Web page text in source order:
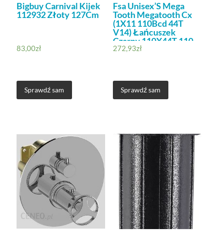
Bigbuy Carnival Kijek
112932 Złoty 127Cm
83,00zł
Sprawdź sam
Fsa Unisex’S Mega
Tooth Megatooth Cx
(1X11 110Bcd 44T
V14) Łańcuszek
Czarny 110X44T 110
272,93zł
Sprawdź sam